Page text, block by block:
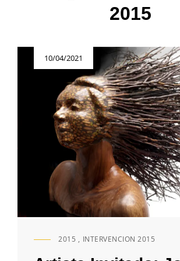
2015
10/04/2021
ENLACES
2015 , INTERVENCION 2015